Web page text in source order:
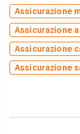
Assicurazione
Assicurazione a
Assicurazione
Assicurazione